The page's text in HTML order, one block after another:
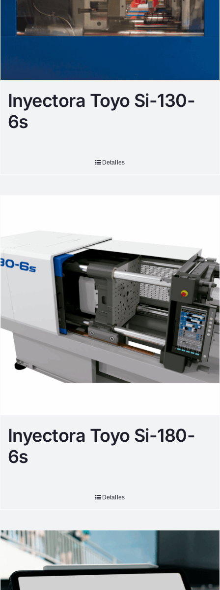
Inyectora Toyo Si-130-
6s
Detalles
Inyectora Toyo Si-180-
6s
Detalles